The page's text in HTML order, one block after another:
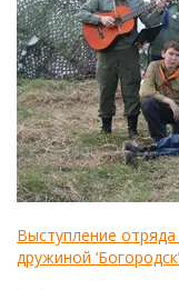
Выступление отряда
дружиной ‘Богородск’